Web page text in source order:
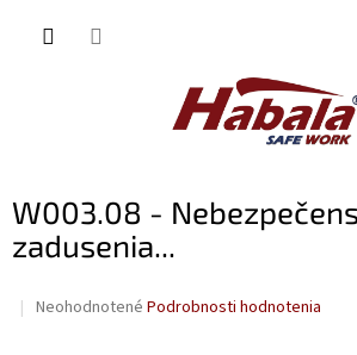
W003.08 -
zadusenia...
Priemerné
Neohodnotené Podrobnosti hodnotenia